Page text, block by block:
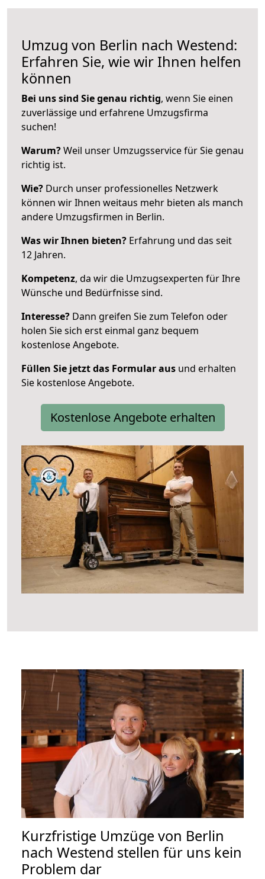
Umzug von Berlin nach Westend:
Erfahren Sie, wie wir Ihnen helfen
können
Bei uns sind Sie genau richtig, wenn Sie einen
zuverlässige und erfahrene Umzugsfirma
suchen!
Warum?Weil unser Umzugsservice für Sie genau
richtig ist.
Wie? Durch unser professionelles Netzwerk
können wir Ihnen weitaus mehr bieten als manch
andere Umzugsfirmen in Berlin.
Was wir Ihnen bieten? Erfahrung und das seit
12 Jahren.
Kompetenz, da wir die Umzugsexperten für Ihre
Wünsche und Bedürfnisse sind.
Interesse? Dann greifen Sie zum Telefon oder
holen Sie sich erst einmal ganz bequem
kostenlose Angebote.
Füllen Sie jetzt das Formular aus und erhalten
Sie kostenlose Angebote.
Kostenlose Angebote erhalten
Kurzfristige Umzüge von Berlin
nach Westend stellen für uns kein
Problem dar